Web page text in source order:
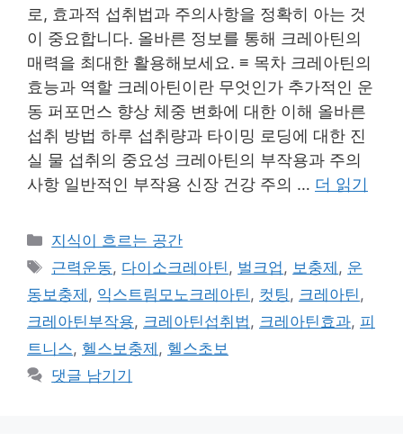
로, 효과적 섭취법과 주의사항을 정확히 아는 것
이 중요합니다. 올바른 정보를 통해 크레아틴의
매력을 최대한 활용해보세요. ≡ 목차 크레아틴의
효능과 역할 크레아틴이란 무엇인가 추가적인 운
동 퍼포먼스 향상 체중 변화에 대한 이해 올바른
섭취 방법 하루 섭취량과 타이밍 로딩에 대한 진
실 물 섭취의 중요성 크레아틴의 부작용과 주의
사항 일반적인 부작용 신장 건강 주의 … 더 읽기
카
테
리
지식이 흐르는 공간
태
그
근력운동, 다이소크레아틴, 벌크업, 보충제 , 운
동보충제 , 익스트림모노크레아틴, 컷팅, 크레아틴,
크레아틴부작용, 크레아틴섭취법, 크레아틴효과, 피
트니스, 헬스보충제 , 헬스초보
댓글 남기기